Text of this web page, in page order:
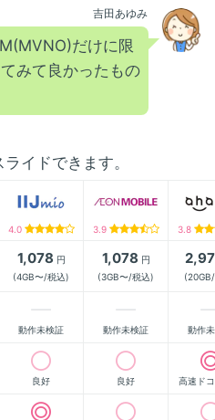
吉田あゆみ
だけに限
みて良かったもの
イドできます。
4.0 3.9 3.8
1,078 円
(4GB〜/税込)
1,078 円
(3GB〜/税込)
動作未検証 動作未検証 動作
良好 良好 高速ド